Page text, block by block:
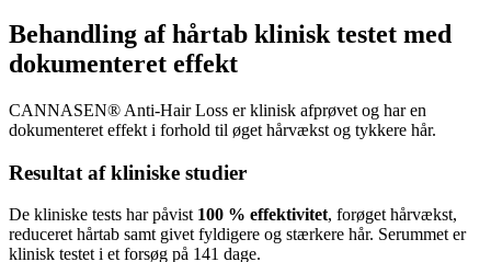
Behandling af hårtab klinisk testet med
dokumenteret effekt
CANNASEN® Anti-Hair Loss er klinisk afprøvet og har en
dokumenteret effekt i forhold til øget hårvækst og tykkere hår.
Resultat af kliniske studier
De kliniske tests har påvist 100 % effektivitet, forøget hårvækst,
reduceret hårtab samt givet fyldigere og stærkere hår. Serummet er
klinisk testet i et forsøg på 141 dage.